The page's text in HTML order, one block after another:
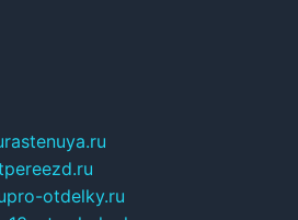
rastenuya.ru
pro-otdelky.ru